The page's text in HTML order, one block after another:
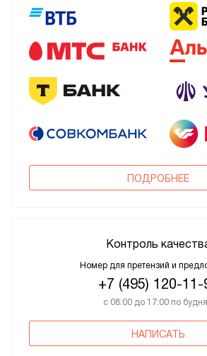
ПОДРОБНЕЕ
Контроль
Номер для претензий и
+7 (495) 120-11-
с 08:00 до 17:00 по
НАПИСАТЬ